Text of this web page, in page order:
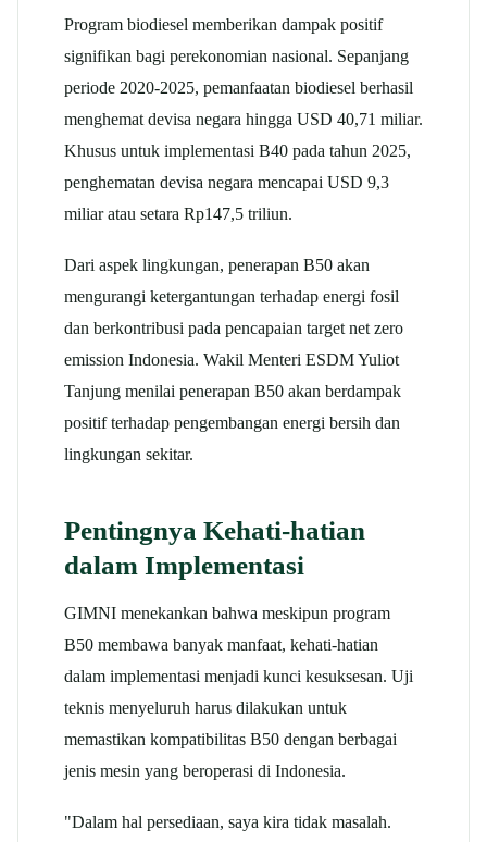
Program biodiesel memberikan dampak positif
signifikan bagi perekonomian nasional. Sepanjang
periode 2020-2025, pemanfaatan biodiesel berhasil
menghemat devisa negara hingga USD 40,71 miliar.
Khusus untuk implementasi B40 pada tahun 2025,
penghematan devisa negara mencapai USD 9,3
miliar atau setara Rp147,5 triliun.​
Dari aspek lingkungan, penerapan B50 akan
mengurangi ketergantungan terhadap energi fosil
dan berkontribusi pada pencapaian target net zero
emission Indonesia. Wakil Menteri ESDM Yuliot
Tanjung menilai penerapan B50 akan berdampak
positif terhadap pengembangan energi bersih dan
lingkungan sekitar.​
Pentingnya Kehati-hatian
dalam Implementasi
GIMNI menekankan bahwa meskipun program
B50 membawa banyak manfaat, kehati-hatian
dalam implementasi menjadi kunci kesuksesan. Uji
teknis menyeluruh harus dilakukan untuk
memastikan kompatibilitas B50 dengan berbagai
jenis mesin yang beroperasi di Indonesia.​
"Dalam hal persediaan, saya kira tidak masalah.